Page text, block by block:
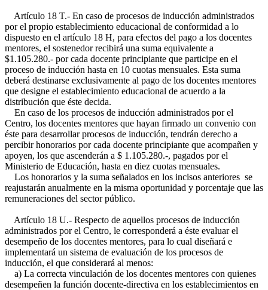
Artículo 18 T.- En caso de procesos de inducción administrados
por el propio establecimiento educacional de conformidad a lo
dispuesto en el artículo 18 H, para efectos del pago a los docentes
mentores, el sostenedor recibirá una suma equivalente a
$1.105.280.- por cada docente principiante que participe en el
proceso de inducción hasta en 10 cuotas mensuales. Esta suma
deberá destinarse exclusivamente al pago de los docentes mentores
que designe el establecimiento educacional de acuerdo a la
distribución que éste decida.
En caso de los procesos de inducción administrados por el
Centro, los docentes mentores que hayan firmado un convenio con
éste para desarrollar procesos de inducción, tendrán derecho a
percibir honorarios por cada docente principiante que acompañen y
apoyen, los que ascenderán a $ 1.105.280.-, pagados por el
Ministerio de Educación, hasta en diez cuotas mensuales.
Los honorarios y la suma señalados en los incisos anteriores se
reajustarán anualmente en la misma oportunidad y porcentaje que las
remuneraciones del sector público.
Artículo 18 U.- Respecto de aquellos procesos de inducción
administrados por el Centro, le corresponderá a éste evaluar el
desempeño de los docentes mentores, para lo cual diseñará e
implementará un sistema de evaluación de los procesos de
inducción, el que considerará al menos:
a) La correcta vinculación de los docentes mentores con quienes
desempeñen la función docente-directiva en los establecimientos en